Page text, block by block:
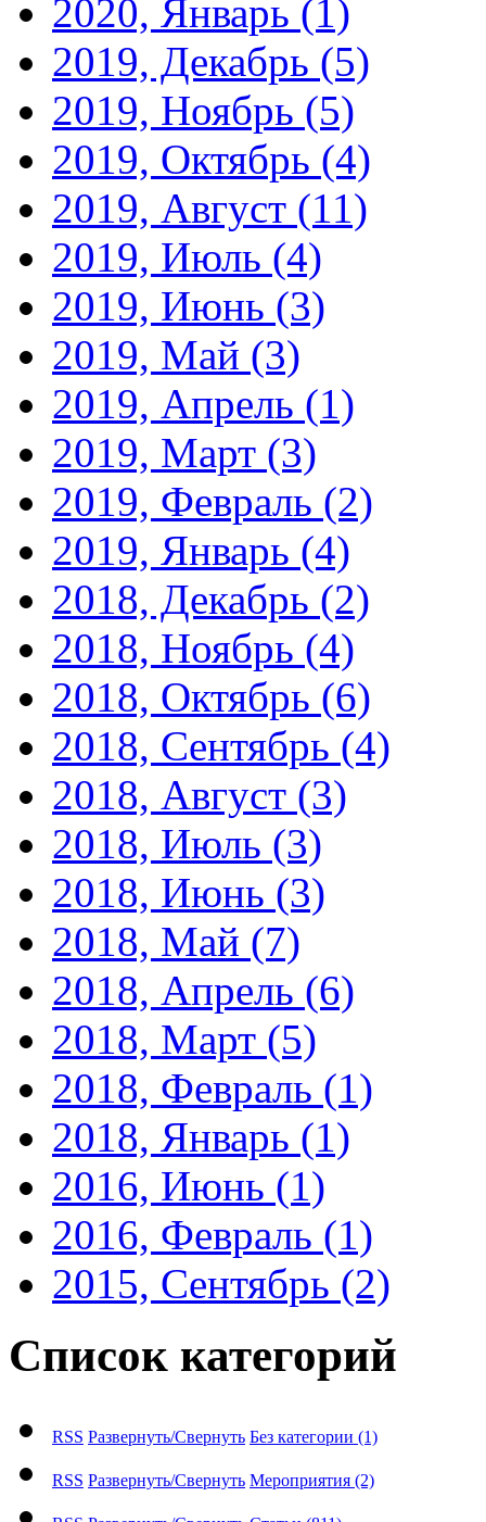
2020, Январь (1)
2019, Декабрь (5)
2019, Ноябрь (5)
2019, Октябрь (4)
2019, Август (11)
2019, Июль (4)
2019, Июнь (3)
2019, Май (3)
2019, Апрель (1)
2019, Март (3)
2019, Февраль (2)
2019, Январь (4)
2018, Декабрь (2)
2018, Ноябрь (4)
2018, Октябрь (6)
2018, Сентябрь (4)
2018, Август (3)
2018, Июль (3)
2018, Июнь (3)
2018, Май (7)
2018, Апрель (6)
2018, Март (5)
2018, Февраль (1)
2018, Январь (1)
2016, Июнь (1)
2016, Февраль (1)
2015, Сентябрь (2)
Список категорий
RSS Развернуть/Свернуть Без категории (1)
RSS Развернуть/Свернуть Мероприятия (2)